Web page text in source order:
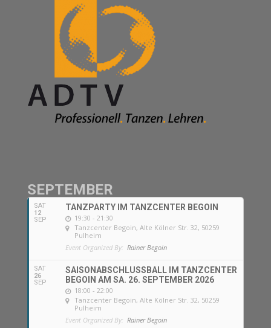
SEPTEMBER
SAT
12
SEP
TANZPARTY IM TANZCENTER BEGOIN
19:30 - 21:30
Tanzcenter Begoin, Alte Kölner Str. 32, 50259
Pulheim
Event Organized By: Rainer Begoin
SAT
26
SEP
SAISONABSCHLUSSBALL IM TANZCENTER
BEGOIN AM SA. 26. SEPTEMBER 2026
18:00 - 22:00
Tanzcenter Begoin, Alte Kölner Str. 32, 50259
Pulheim
Event Organized By: Rainer Begoin